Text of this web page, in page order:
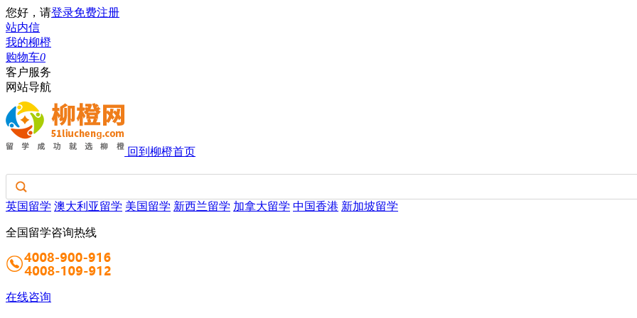
您好，请登录免费注册
站内信
我的柳橙
购物车0
客户服务
网站导航
回到柳橙首页
英国留学 澳大利亚留学 美国留学 新西兰留学 加拿大留学 中国香港 新加坡留学
全国留学咨询热线
在线咨询